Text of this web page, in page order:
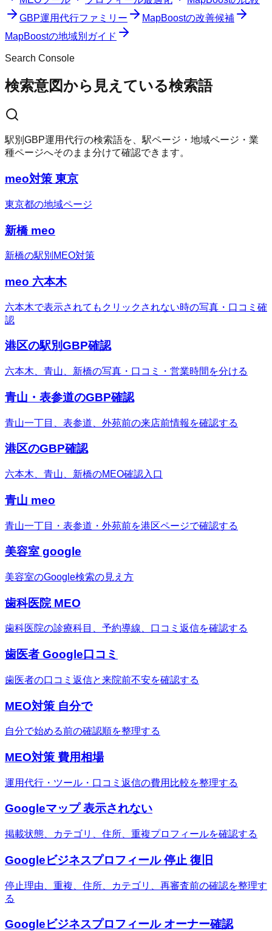
GBP運用代行ファミリー
MapBoostの改善候補
MapBoostの地域別ガイド
Search Console
検索意図から見えている検索語
駅別GBP運用代行の検索語を、駅ページ・地域ページ・業
種ページへそのまま分けて確認できます。
meo対策 東京
東京都の地域ページ
新橋 meo
新橋の駅別MEO対策
meo 六本木
六本木で表示されてもクリックされない時の写真・口コミ確
認
港区の駅別GBP確認
六本木、青山、新橋の写真・口コミ・営業時間を分ける
青山・表参道のGBP確認
青山一丁目、表参道、外苑前の来店前情報を確認する
港区のGBP確認
六本木、青山、新橋のMEO確認入口
青山 meo
青山一丁目・表参道・外苑前を港区ページで確認する
美容室 google
美容室のGoogle検索の見え方
歯科医院 MEO
歯科医院の診療科目、予約導線、口コミ返信を確認する
歯医者 Google口コミ
歯医者の口コミ返信と来院前不安を確認する
MEO対策 自分で
自分で始める前の確認順を整理する
MEO対策 費用相場
運用代行・ツール・口コミ返信の費用比較を整理する
Googleマップ 表示されない
掲載状態、カテゴリ、住所、重複プロフィールを確認する
Googleビジネスプロフィール 停止 復旧
停止理由、重複、住所、カテゴリ、再審査前の確認を整理す
る
Googleビジネスプロフィール オーナー確認